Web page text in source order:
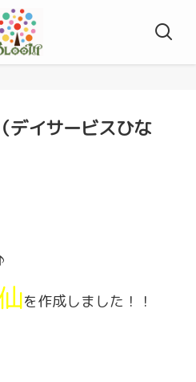
デイサービスひな
を作成しました！！